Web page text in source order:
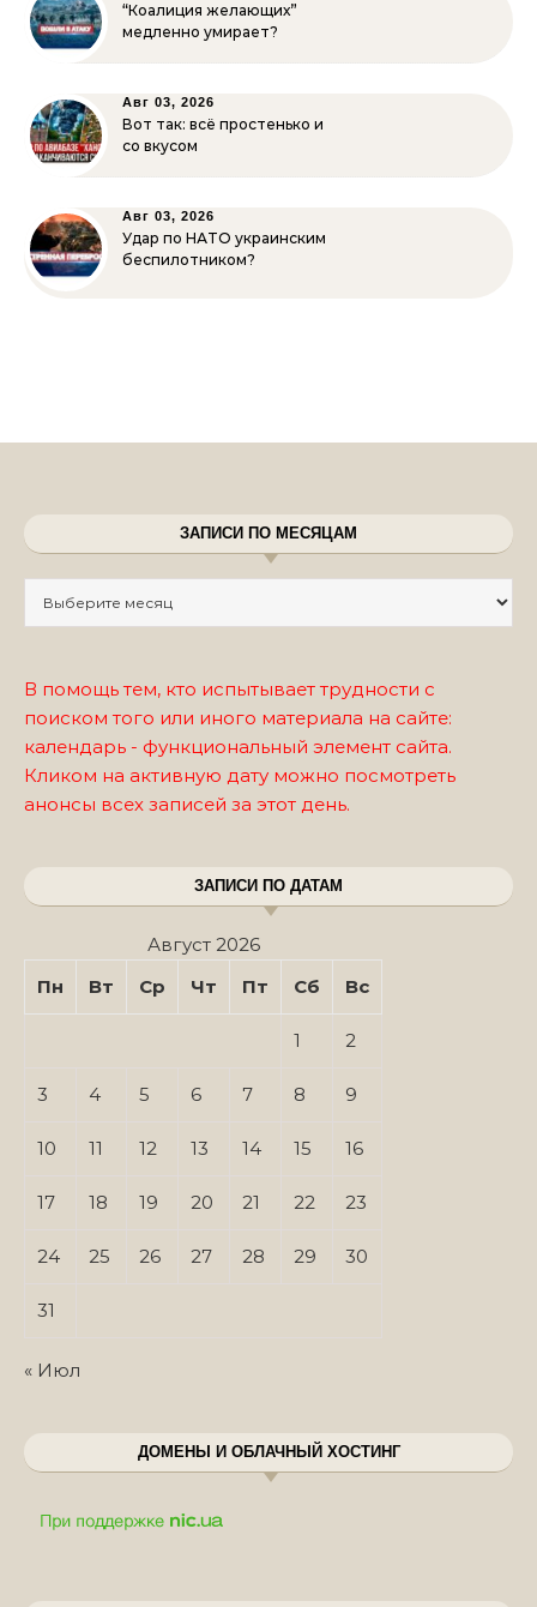
“Коалиция желающих”
медленно умирает?
Авг 03, 2026
Вот так: всё простенько и
со вкусом
Авг 03, 2026
Удар по НАТО украинским
беспилотником?
ЗАПИСИ ПО МЕСЯЦАМ
В помощь тем, кто испытывает трудности с
поиском того или иного материала на сайте:
календарь - функциональный элемент сайта.
Кликом на активную дату можно посмотреть
анонсы всех записей за этот день.
ЗАПИСИ ПО ДАТАМ
Август 2026
Пн
Вт Ср Чт Пт Сб Вс
1 2
3 4 5 6 7 8 9
10 11 12 13 14 15 16
17 18 19 20 21 22 23
24 25 26 27 28 29 30
31
« Июл
ДОМЕНЫ И ОБЛАЧНЫЙ ХОСТИНГ